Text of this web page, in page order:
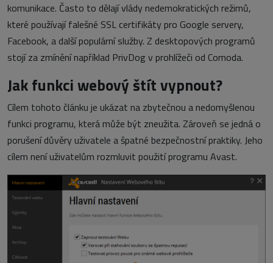
komunikace. Často to dělají vlády nedemokratických režimů,
které používají falešné SSL certifikáty pro Google servery,
Facebook, a další populární služby. Z desktopových programů
stojí za zmínění například PrivDog v prohlížeči od Comoda.
Jak funkci webový štít vypnout?
Cílem tohoto článku je ukázat na zbytečnou a nedomyšlenou
funkci programu, která může být zneužita. Zároveň se jedná o
porušení důvěry uživatele a špatné bezpečnostní praktiky. Jeho
cílem není uživatelům rozmluvit použití programu Avast.